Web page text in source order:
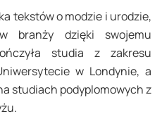
tekstów o modzie i urodzie,
branży dzięki swojemu
studia z zakresu
w Londynie, a
studiach podyplomowych z